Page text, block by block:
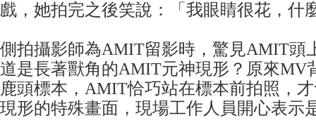
戲，她拍完之後笑說：「我眼睛很花，什
側拍攝影師為AMIT留影時，驚見AMIT頭
道是長著獸角的AMIT元神現形？原來MV
鹿頭標本，AMIT恰巧站在標本前拍照，
現形的特殊畫面，現場工作人員開心表示